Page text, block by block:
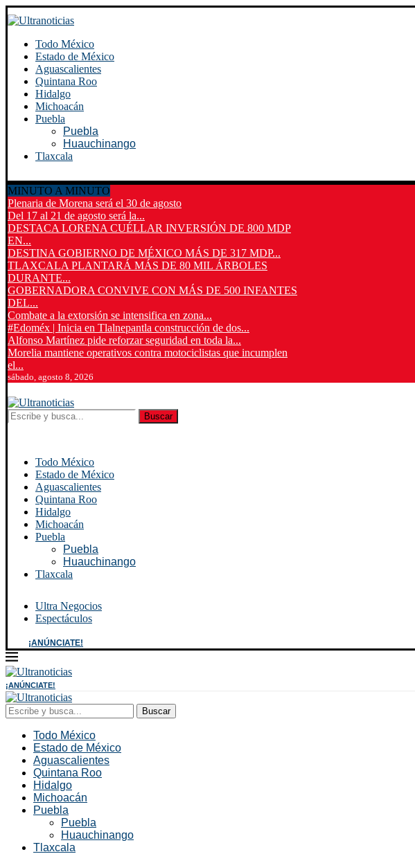
Todo México
Estado de México
Aguascalientes
Quintana Roo
Hidalgo
Michoacán
Puebla
Puebla
Huauchinango
Tlaxcala
MINUTO A MINUTO
Plenaria de Morena será el 30 de agosto
Del 17 al 21 de agosto será la...
DESTACA LORENA CUÉLLAR INVERSIÓN DE 800 MDP
EN...
DESTINA GOBIERNO DE MÉXICO MÁS DE 317 MDP...
TLAXCALA PLANTARÁ MÁS DE 80 MIL ÁRBOLES
DURANTE...
GOBERNADORA CONVIVE CON MÁS DE 500 INFANTES
DEL...
Combate a la extorsión se intensifica en zona...
#Edoméx | Inicia en Tlalnepantla construcción de dos...
Alfonso Martínez pide reforzar seguridad en toda la...
Morelia mantiene operativos contra motociclistas que incumplen
el...
sábado, agosto 8, 2026
Buscar
Todo México
Estado de México
Aguascalientes
Quintana Roo
Hidalgo
Michoacán
Puebla
Puebla
Huauchinango
Tlaxcala
Ultra Negocios
Espectáculos
¡ANÚNCIATE!
¡ANÚNCIATE!
Buscar
Todo México
Estado de México
Aguascalientes
Quintana Roo
Hidalgo
Michoacán
Puebla
Puebla
Huauchinango
Tlaxcala